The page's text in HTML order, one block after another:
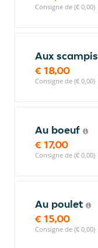
Consigne de (€ 0,00)
Aux scampis
€ 18,00
Consigne de (€ 0,00)
Au boeuf
€ 17,00
Consigne de (€ 0,00)
Au poulet
€ 15,00
Consigne de (€ 0,00)